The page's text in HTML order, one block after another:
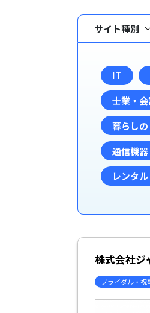
サイト種別
IT
士業・
暮らし
通信機器
レンタ
株式会社ジ
ブライダル・祝